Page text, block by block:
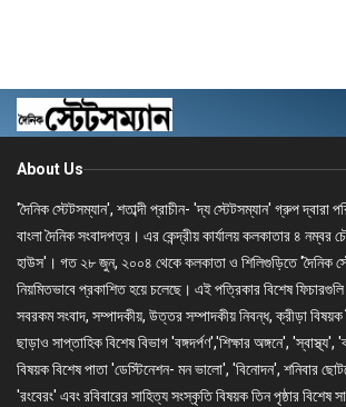
About Us
'দৈনিক স্টেটসম্যান', শতাব্দী প্রাচীন- 'দ্য স্টেটসম্যান' গ্রুপ দ্বারা
বাংলা দৈনিক সংবাদপত্র। এর কেন্দ্রীয় কার্যালয় কলকাতার ৪ নম্বর
হাউস'। গত ২৮ জুন, ২০০৪ থেকে কলকাতা ও শিলিগুড়িতে 'দৈনিক
নিয়মিতভাবে প্রকাশিত হয়ে চলেছে। এই পত্রিকার বিশেষ
সবরকম সংবাদ, সম্পাদকীয়, উত্তর সম্পাদকীয় নিবন্ধ, ক্রীড়া বিষয়ক
ছাড়াও সাপ্তাহিক বিশেষ বিভাগ 'বঙ্গদর্পণ','শিক্ষার অঙ্গনে',
বিষয়ক বিশেষ পাতা 'ডেস্টিনেশন- মন ভালো', 'বিনোদন', শনিবার
'রংবেরং' এবং রবিবারের সাহিত্য সংস্কৃতি বিষয়ক তিন পৃষ্ঠার বিশেষ